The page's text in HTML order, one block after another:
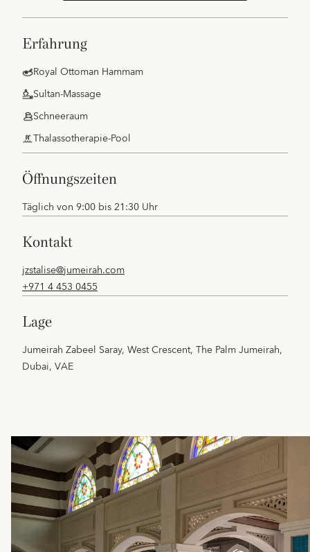
erfahrung
Royal Ottoman Hammam
Sultan-Massage
Schneeraum
Thalassotherapie-Pool
öffnungszeiten
Täglich von 9:00 bis 21:30 Uhr
kontakt
jzstalise@jumeirah.com
+971 4 453 0455
lage
Jumeirah Zabeel Saray, West Crescent, The Palm Jumeirah,
Dubai, VAE